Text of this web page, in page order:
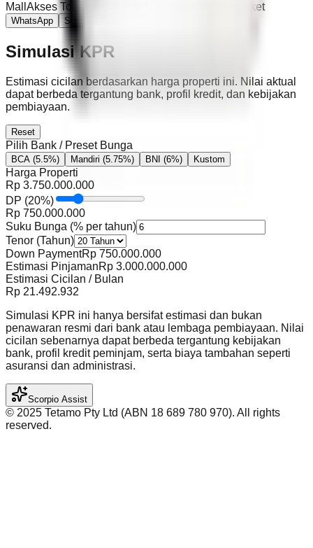
Mall Akses Tol Supermarket
WhatsApp Schedule Viewing
Simulasi KPR
Estimasi cicilan berdasarkan harga properti ini. Nilai aktual
dapat berbeda tergantung bank, profil kredit, dan kebijakan
pembiayaan.
Reset
Pilih Bank / Preset Bunga
BCA (5.5%) Mandiri (5.75%) BNI (6%) Kustom
Harga Properti
Rp 3.750.000.000
DP (20%)
Rp 750.000.000
Suku Bunga (% per tahun)
Tenor (Tahun)
Down PaymentRp 750.000.000
Estimasi PinjamanRp 3.000.000.000
Estimasi Cicilan / Bulan
Rp 21.492.932
Simulasi KPR ini hanya bersifat estimasi dan bukan
penawaran resmi dari bank atau lembaga pembiayaan. Nilai
cicilan sebenarnya dapat berbeda tergantung kebijakan
bank, profil kredit peminjam, serta biaya tambahan seperti
asuransi dan administrasi.
Scorpio Assist
©️ 2025 Tetamo Pty Ltd (ABN 18 689 780 970). All rights
reserved.